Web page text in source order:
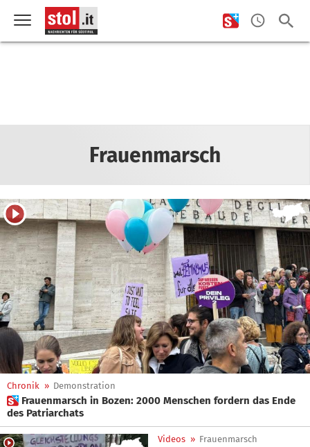
Frauenmarsch
Chronik » Demonstration
 Frauenmarsch in Bozen: 2000 Menschen fordern das Ende
des Patriarchats
Videos » Frauenmarsch